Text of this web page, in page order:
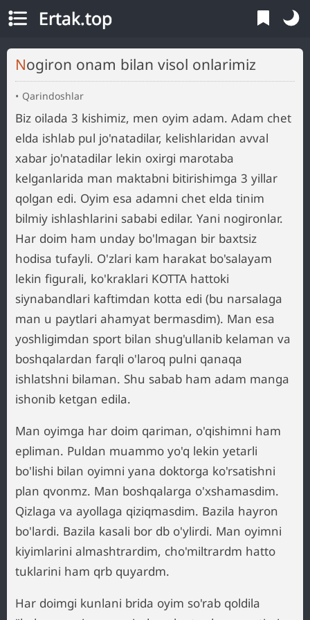
Ertak.top
Nogiron onam bilan visol onlarimiz
Qarindoshlar
Biz oilada 3 kishimiz, men oyim adam. Adam chet
elda ishlab pul jo'natadilar, kelishlaridan avval
xabar jo'natadilar lekin oxirgi marotaba
kelganlarida man maktabni bitirishimga 3 yillar
qolgan edi. Oyim esa adamni chet elda tinim
bilmiy ishlashlarini sababi edilar. Yani nogironlar.
Har doim ham unday bo'lmagan bir baxtsiz
hodisa tufayli. O'zlari kam harakat bo'salayam
lekin figurali, ko'kraklari KOTTA hattoki
siynabandlari kaftimdan kotta edi (bu narsalaga
man u paytlari ahamyat bermasdim). Man esa
yoshligimdan sport bilan shug'ullanib kelaman va
boshqalardan farqli o'laroq pulni qanaqa
ishlatshni bilaman. Shu sabab ham adam manga
ishonib ketgan edila.
Man oyimga har doim qariman, o'qishimni ham
epliman. Puldan muammo yo'q lekin yetarli
bo'lishi bilan oyimni yana doktorga ko'rsatishni
plan qvonmz. Man boshqalarga o'xshamasdim.
Qizlaga va ayollaga qiziqmasdim. Bazila hayron
bo'lardi. Bazila kasali bor db o'ylirdi. Man oyimni
kiyimlarini almashtrardim, cho'miltrardm hatto
tuklarini ham qrb quyardm.
Har doimgi kunlani brida oyim so'rab qoldila